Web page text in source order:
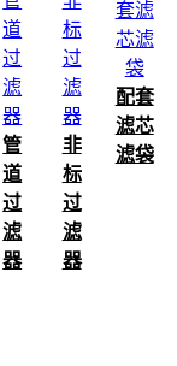
管
道
过
滤
器
非
标
过
滤
器
配套
滤芯
滤袋